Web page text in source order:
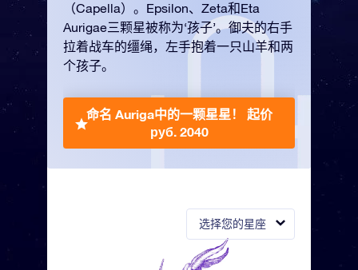
选择您的星座
（Capella）。Epsilon、Zeta和Eta
Aurigae三颗星被称为‘孩子’。御夫的右手
拉着战车的缰绳，左手抱着一只山羊和两
个孩子。
命名 Auriga中的一颗星星！ 起价
руб. 2040